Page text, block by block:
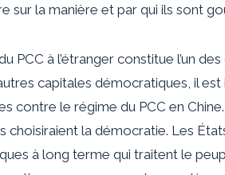
sur la manière et par qui ils sont
PCC à l’étranger constitue l’un
capitales démocratiques, il
contre le régime du PCC en
choisiraient la démocratie. Les
à long terme qui traitent le